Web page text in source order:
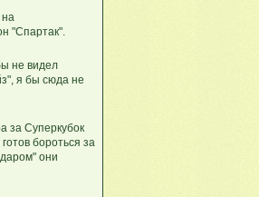
на
"Спартак".
не видел
я бы сюда не
за Суперкубок
бороться за
они